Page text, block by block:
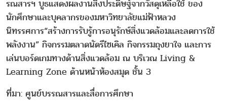
รณสารฯ บูธแสดงผลงานสิ่งประดิษฐ์จากวัสดุเหลือใช้ ของ
นักศึกษาและบุคลากรของมหาวิทยาลัยแม่ฟ้าหลวง
นิทรรศการ“สร้างการรับรู้การอนุรักษ์สิ่งแวดล้อมและลดการใช้
พลังงาน” กิจกรรมตลาดนัดรีไซเคิล กิจกรรมถุงยาใจ และการ
เล่นบอร์ดเกมทางด้านสิ่งแวดล้อม ณ บริเวณ Living &
Learning Zone ด้านหน้าห้องสมุด ชั้น 3
ที่มา: ศูนย์บรรณสารและสื่อการศึกษา